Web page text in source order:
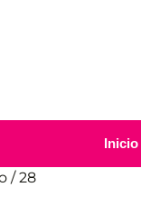
Inicio
/ 28